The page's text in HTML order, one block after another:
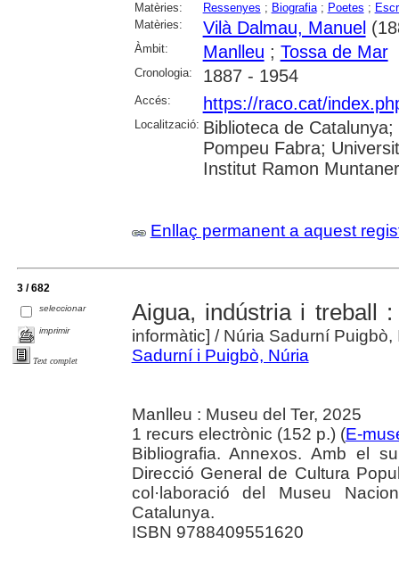
Matèries: Ressenyes ; Biografia; Poetes ;
Matèries:
Vilà Dalmau, Manuel
Àmbit: Manlleu ; Tossa de Mar
Cronologia: 1887 - 1954
Accés: https://raco.cat/
Localització: Biblioteca de
Pompeu Fabra;
Institut Ramon Muntaner
Enllaç permanent a aquest
3 / 682
seleccionar
imprimir
Text complet
Aigua, indústria i treball
informàtic] / Núria Sadurní
Sadurní i Puigbò, Núria
Manlleu : Museu del Ter, 2025
1 recurs electrònic (152 p.) (E-
Bibliografia. Annexos. Amb el
Direcció General de Cultura
col·laboració del Museu
Catalunya.
ISBN 9788409551620